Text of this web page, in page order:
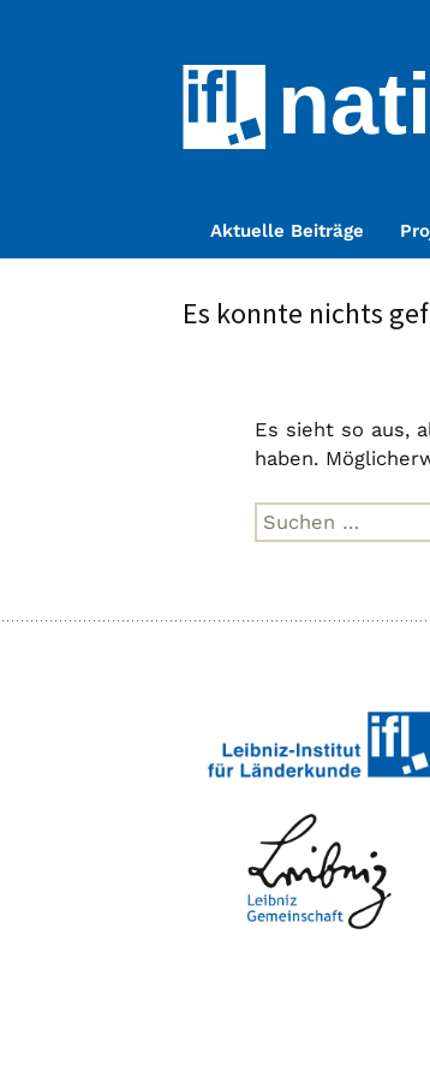
Aktuelle Beiträge
Es konnte nichts
Es sieht so aus,
haben.
Suche
nach: